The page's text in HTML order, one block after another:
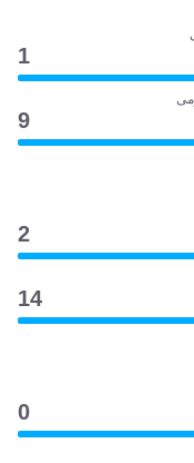
1
9
2
14
0